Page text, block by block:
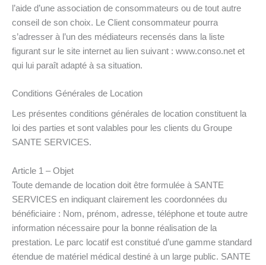
l’aide d’une association de consommateurs ou de tout autre
conseil de son choix. Le Client consommateur pourra
s’adresser à l’un des médiateurs recensés dans la liste
figurant sur le site internet au lien suivant : www.conso.net et
qui lui paraît adapté à sa situation.
Conditions Générales de Location
Les présentes conditions générales de location constituent la
loi des parties et sont valables pour les clients du Groupe
SANTE SERVICES.
Article 1 – Objet
Toute demande de location doit être formulée à SANTE
SERVICES en indiquant clairement les coordonnées du
bénéficiaire : Nom, prénom, adresse, téléphone et toute autre
information nécessaire pour la bonne réalisation de la
prestation. Le parc locatif est constitué d’une gamme standard
étendue de matériel médical destiné à un large public. SANTE